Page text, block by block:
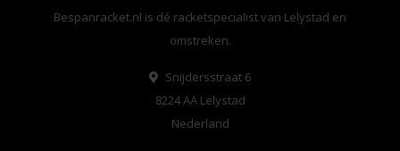
Bespanracket.nl is dé racketspecialist van Lelystad en
omstreken.
Snijdersstraat 6
8224 AA Lelystad
Nederland